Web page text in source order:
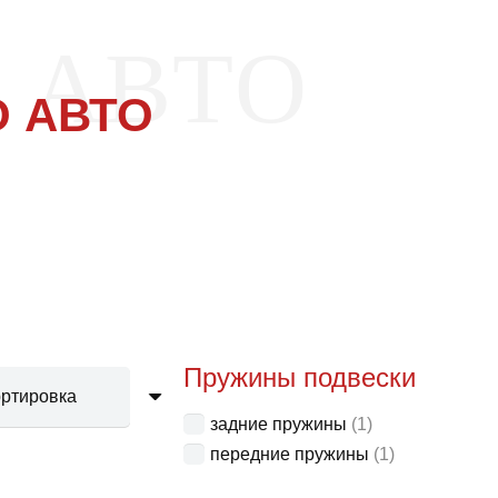
АВТО
Пружины подвески
задние пружины (1)
передние пружины (1)